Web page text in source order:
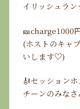
イリッシュラ
🎫charge1000
(ホストのキャ
いします♡)
🎻セッション
チーンのみな